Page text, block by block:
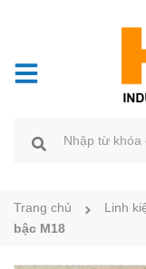
Trang chủ Linh
bậc M18